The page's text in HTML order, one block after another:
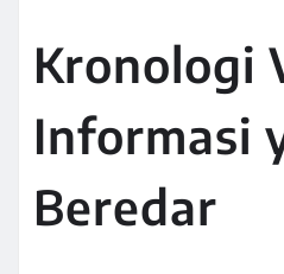
Kronologi
Informasi
Beredar